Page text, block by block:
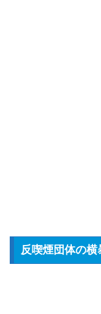
反喫煙団体の横